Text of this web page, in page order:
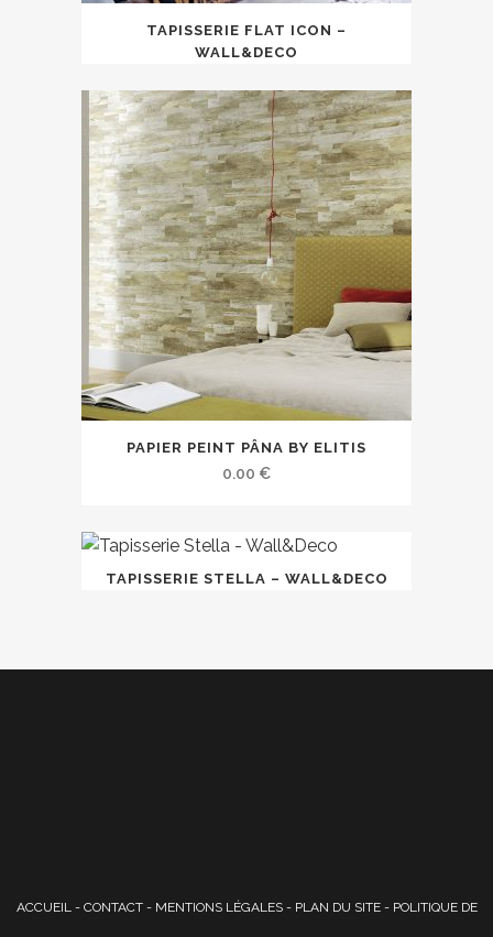
TAPISSERIE FLAT ICON –
WALL&DECO
PAPIER PEINT PÂNA BY ELITIS
0.00 €
TAPISSERIE STELLA – WALL&DECO
ACCUEIL - CONTACT- MENTIONS LÉGALES- PLAN DU SITE- POLITIQUE DE